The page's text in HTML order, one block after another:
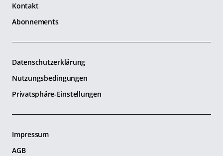
Kontakt
Abonnements
Datenschutzerklärung
Nutzungsbedingungen
Privatsphäre-Einstellungen
Impressum
AGB